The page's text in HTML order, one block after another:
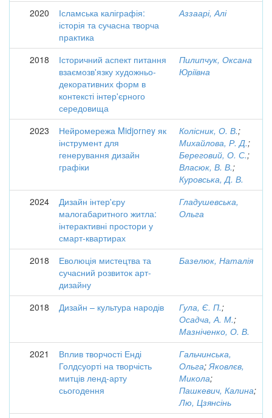
2020
Ісламська каліграфія:
історія та сучасна творча
практика
Аззаарі, Алі
2018
Історичний аспект питання
взаємозв'язку художньо-
декоративних форм в
контексті інтер'єрного
середовища
Пилипчук, Оксана
Юріївна
2023
Нейромережа Midjorney як
інструмент для
генерування дизайн
графіки
Колісник, О. В.;
Михайлова, Р. Д.;
Береговий, О. С.;
Власюк, В. В.;
Куровська, Д. В.
2024
Дизайн інтер'єру
малогабаритного житла:
інтерактивні простори у
смарт-квартирах
Гладушевська,
Ольга
2018
Еволюція мистецтва та
сучасний розвиток арт-
дизайну
Базелюк, Наталія
2018 Дизайн – культура народів Гула, Є. П.;
Осадча, А. М.;
Мазніченко, О. В.
2021
Вплив творчості Енді
Голдсуорті на творчість
митців ленд-арту
сьогодення
Гальчинська,
Ольга;Яковлєв,
Микола;
Пашкевич, Калина;
Лю, Цзянсінь